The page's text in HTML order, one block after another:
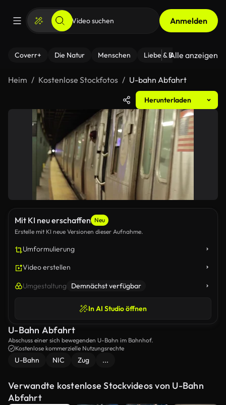
Anmelden
Coverr+ Die Natur Menschen Liebe & Beziehungen
Alle anzeigen
Heim Kostenlose Stockfotos U-bahn Abfahrt
Herunterladen
Mit KI neu erschaffen Neu
Erstelle mit KI neue Versionen dieser Aufnahme.
Umformulierung
Video erstellen
Umgestaltung Demnächst verfügbar
In AI Studio öffnen
U-Bahn Abfahrt
Abschuss einer sich bewegenden U-Bahn im Bahnhof.
Kostenlose kommerzielle Nutzungsrechte
U-Bahn NIC Zug ...
Verwandte kostenlose Stockvideos von U-Bahn
Abfahrt